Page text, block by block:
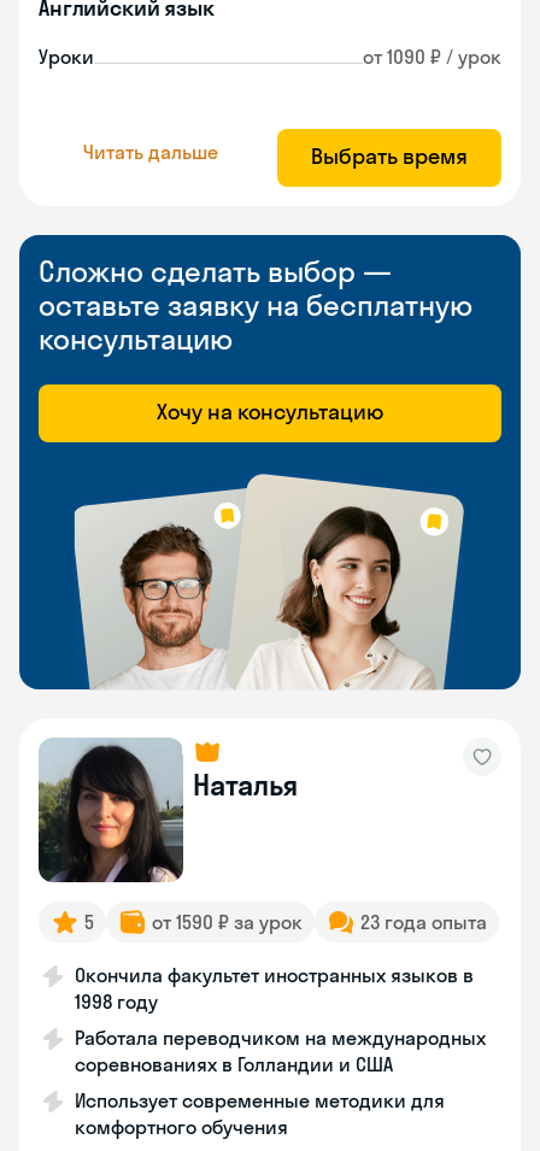
Английский язык
Уроки от 1090 ₽ / урок
Читать дальше Выбрать время
Сложно сделать выбор —
оставьте заявку на бесплатную
консультацию
Хочу на консультацию
Наталья
5 от 1590 ₽ за урок 23 года опыта
Окончила факультет иностранных языков в
1998 году
Работала переводчиком на международных
соревнованиях в Голландии и США
Использует современные методики для
комфортного обучения